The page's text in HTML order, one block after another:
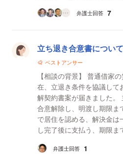
弁護士回答 7
立ち退き合意書について
ベストアンサー
【相談の背景】 普通借家
在、立退き条件を協議して
解契約書案が届きました。 主な内容は、賃貸借契約を
合意解除し、明渡し期限ま
で居住を認める、解決金
し完了後に支払う、期限
還す...弁護士回答 1